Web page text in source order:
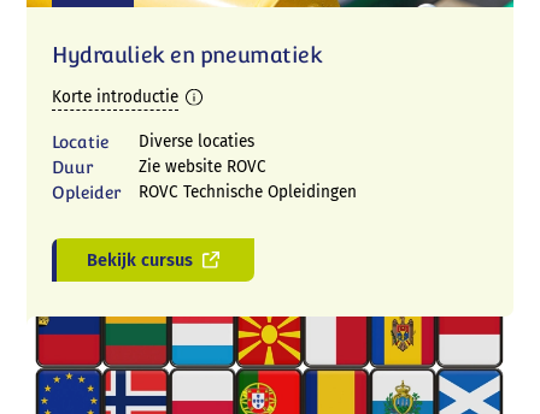
Hydrauliek en pneumatiek
Korte introductie
Locatie
Diverse locaties
Duur
Zie website ROVC
Opleider
ROVC Technische Opleidingen
Bekijk cursus